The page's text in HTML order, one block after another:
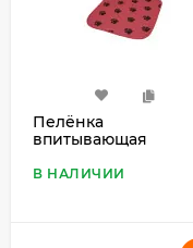
Пелёнка
впитывающая
ZooONE бордовая
В НАЛИЧИИ